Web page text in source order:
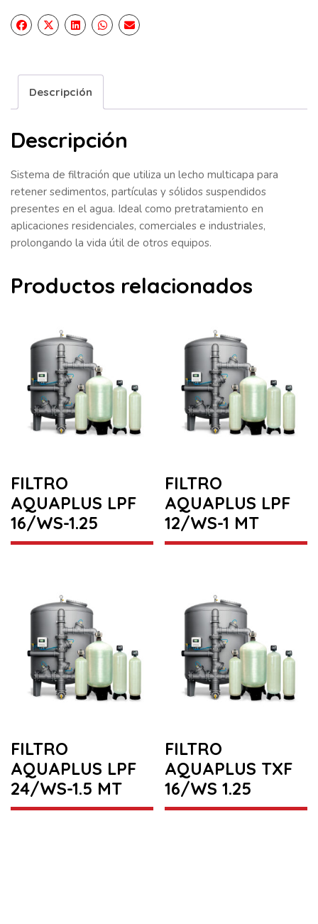
Descripción
Descripción
Sistema de filtración que utiliza un lecho multicapa para
retener sedimentos, partículas y sólidos suspendidos
presentes en el agua. Ideal como pretratamiento en
aplicaciones residenciales, comerciales e industriales,
prolongando la vida útil de otros equipos.
Productos relacionados
FILTRO
AQUAPLUS LPF
16/WS-1.25
FILTRO
AQUAPLUS LPF
12/WS-1 MT
FILTRO
AQUAPLUS LPF
24/WS-1.5 MT
FILTRO
AQUAPLUS TXF
16/WS 1.25